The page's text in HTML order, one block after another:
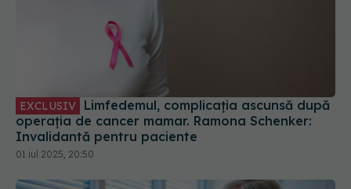
EXCLUSIV
operația de cancer mamar. Ramona Schenker:
Invalidantă pentru paciente
01 iul 2025, 20:50